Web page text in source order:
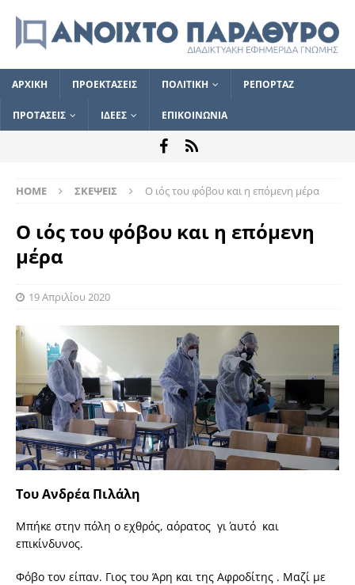
ΑΡΧΙΚΗ ΠΡΟΕΚΤΑΣΕΙΣ ΠΟΛΙΤΙΚΗ ΡΕΠΟΡΤΑΖ
ΠΡΟΤΑΣΕΙΣ ΙΔΕΕΣ ΕΠΙΚΟΙΝΩΝΙΑ
HOME ΣΚΕΨΕΙΣ Ο ιός του φόβου και η επόμενη μέρα
Ο ιός του φόβου και η επόμενη
μέρα
19 Απριλίου 2020
Του Ανδρέα Πιλάλη
Μπήκε στην πόλη ο εχθρός, αόρατος γι΄ αυτό και
επικίνδυνος.
Φόβο τον είπαν. Γιος του Άρη και της Αφροδίτης . Μαζί με